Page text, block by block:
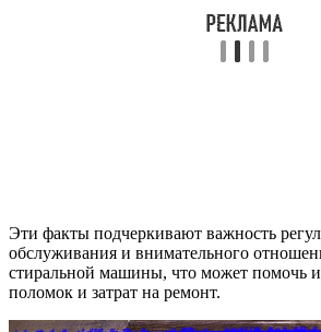
Эти факты подчеркивают важность
обслуживания и внимательного
стиральной машины, что может помочь
поломок и затрат на ремонт.